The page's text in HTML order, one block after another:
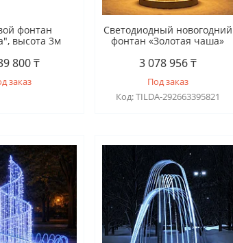
фонтан
высота 3м
800 ₸
заказ
Светодиодный новогодний
фонтан «Золотая чаша»
3 078 956 ₸
Под заказ
TILDA-292663395821